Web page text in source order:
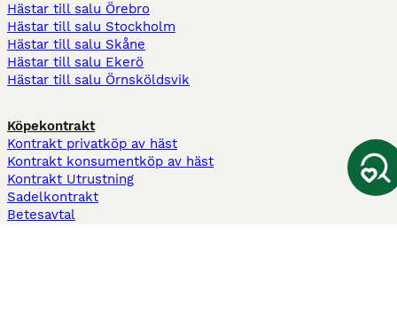
Hästar till salu Örebro
Hästar till salu Stockholm
Hästar till salu Skåne
Hästar till salu Ekerö
Hästar till salu Örnsköldsvik
Köpekontrakt
Kontrakt privatköp av häst
Kontrakt konsumentköp av häst
Kontrakt Utrustning
Sadelkontrakt
Betesavtal